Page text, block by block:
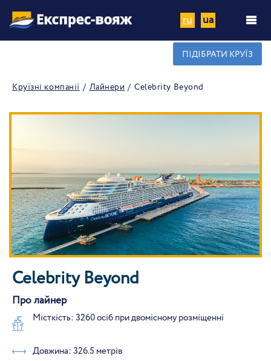
ru ua
ПІДІБРАТИ КРУЇЗ
Круїзні компанії Лайнери Celebrity Beyond
Celebrity Beyond
Про лайнер
Місткість: 3260 осіб при двомісному розміщенні
Довжина: 326.5 метрів